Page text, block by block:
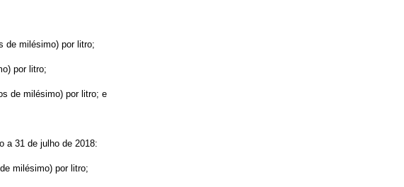
de milésimo) por litro;
por litro;
de milésimo) por litro; e
a 31 de julho de 2018:
milésimo) por litro;